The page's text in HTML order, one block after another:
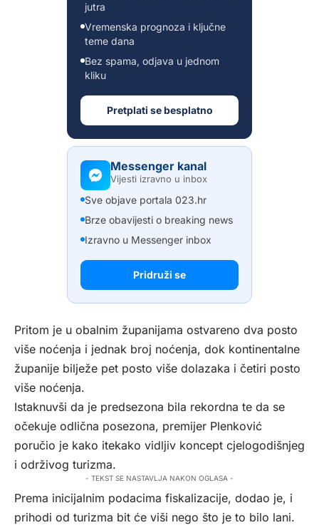
jutra
Vremenska prognoza i ključne
teme dana
Bez spama, odjava u jednom
kliku
Pretplati se besplatno
Messenger kanal
Vijesti izravno u inbox
Sve objave portala 023.hr
Brze obavijesti o breaking news
Izravno u Messenger inbox
Pridruži se
Pritom je u obalnim županijama ostvareno dva posto
više noćenja i jednak broj noćenja, dok kontinentalne
županije bilježe pet posto više dolazaka i četiri posto
više noćenja.
Istaknuvši da je predsezona bila rekordna te da se
očekuje odlična posezona, premijer Plenković
poručio je kako itekako vidljiv koncept cjelogodišnjeg
i održivog turizma.
- TEKST SE NASTAVLJA NAKON OGLASA -
Prema inicijalnim podacima fiskalizacije, dodao je, i
prihodi od turizma bit će viši nego što je to bilo lani.